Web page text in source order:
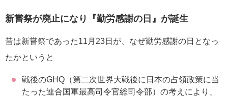
新嘗祭が廃止になり『勤労感謝の日』が誕生
昔は新嘗祭であった11月23日が、なぜ勤労感謝の日となっ
たかというと
戦後のGHQ（第二次世界大戦後に日本の占領政策に当
たった連合国軍最高司令官総司令部）の考えにより、